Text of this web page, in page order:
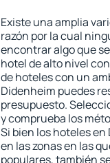
Existe una amplia
razón por la cual
encontrar algo que
hotel de alto nivel
de hoteles con un
Didenheim puedes
presupuesto.
y comprueba los
Si bien los hoteles
en las zonas en las
populares, también